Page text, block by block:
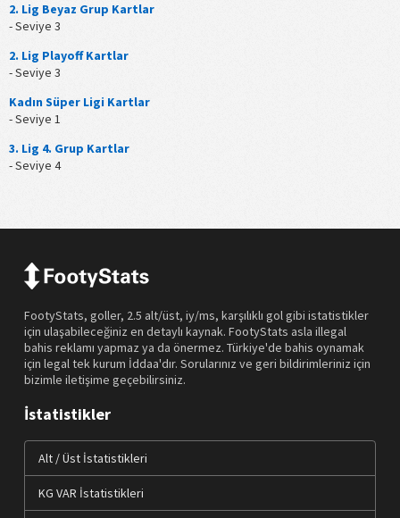
2. Lig Beyaz Grup Kartlar
- Seviye 3
2. Lig Playoff Kartlar
- Seviye 3
Kadın Süper Ligi Kartlar
- Seviye 1
3. Lig 4. Grup Kartlar
- Seviye 4
FootyStats, goller, 2.5 alt/üst, iy/ms, karşılıklı gol gibi istatistikler
için ulaşabileceğiniz en detaylı kaynak. FootyStats asla illegal
bahis reklamı yapmaz ya da önermez. Türkiye'de bahis oynamak
için legal tek kurum İddaa'dır. Sorularınız ve geri bildirimleriniz için
bizimle iletişime geçebilirsiniz.
İstatistikler
Alt / Üst İstatistikleri
KG VAR İstatistikleri